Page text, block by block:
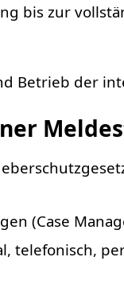
bis zur
Betrieb der
(Case
telefonisch,